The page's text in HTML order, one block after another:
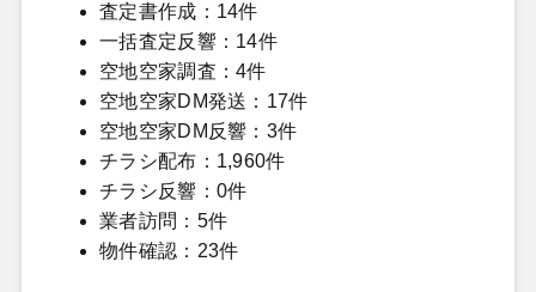
査定書作成：14件
一括査定反響：14件
空地空家調査：4件
空地空家DM発送：17件
空地空家DM反響：3件
チラシ配布：1,960件
チラシ反響：0件
業者訪問：5件
物件確認：23件